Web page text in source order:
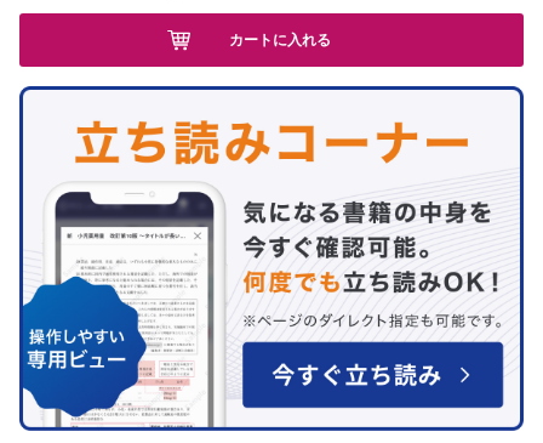
カートに入れる